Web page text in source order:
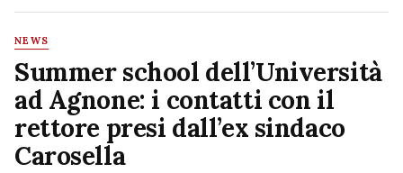
NEWS
Summer school dell’Università
ad Agnone: i contatti con il
rettore presi dall’ex sindaco
Carosella